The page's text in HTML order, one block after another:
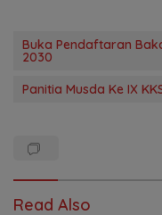
Buka Pendaftaran
2030
Panitia Musda Ke IX
Read Also